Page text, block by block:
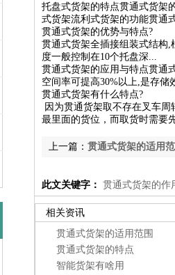
托盘式货架的特点贯通式货架
式货架流利式货架的功能贯通
贯通式货架的优势与特点?
贯通式货架全插接组装式结构
度一般控制在10个托盘深...
贯通式货架的应用与特点贯通
空间率可提高30%以上,是存
贯通式货架有什么特点?
因为贯通货架取不存在叉车
最里面的货位，而取货时需要
上一篇： 贯通式货架的适用
此文关键字： 贯通式货架的作
相关资讯
贯通式货架的适用范围
贯通式货架的特点
智能货架有啥用